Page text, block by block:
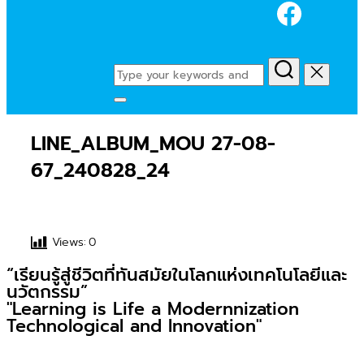
Search
for:
Toggle
&
navigation
LINE_ALBUM_MOU 27-08-
67_240828_24
Views:0
“เรียนรู้สู่ชีวิตที่ทันสมัยในโลกแห่งเทคโนโลยีและ
นวัตกรรม”
"Learning is Life a Modernnization
Technological and Innovation"